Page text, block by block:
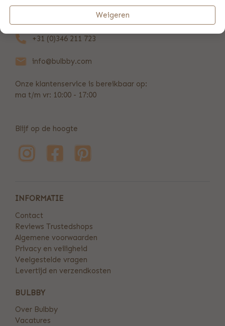
REVIEWS (2449)
+31 (0)346 211 723
info@bulbby.com
Onze klantenservice is bereikbaar op:
ma t/m vr: 10:00 - 17:00
Blijf op de hoogte
INFORMATIE
Contact
Reviews Trustedshops
Algemene voorwaarden
Privacy en veiligheid
Veelgestelde vragen
Levertijd en verzendkosten
BULBBY
Over Bulbby
Vacatures
Weigeren